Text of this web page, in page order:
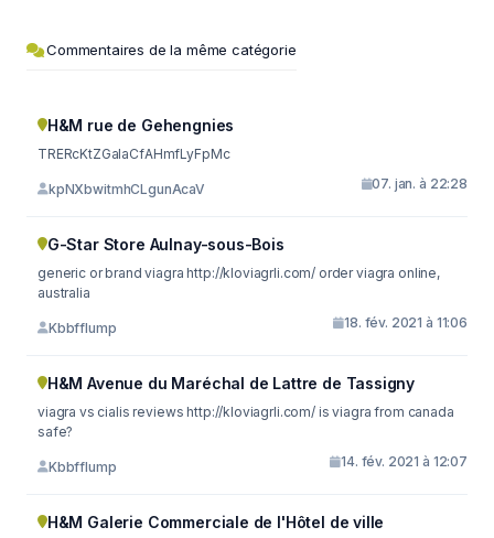
Commentaires de la même catégorie
H&M rue de Gehengnies
TRERcKtZGaIaCfAHmfLyFpMc
kpNXbwitmhCLgunAcaV 07. jan. à 22:28
G-Star Store Aulnay-sous-Bois
generic or brand viagra http://kloviagrli.com/ order viagra online,
australia
Kbbfflump 18. fév. 2021 à 11:06
H&M Avenue du Maréchal de Lattre de Tassigny
viagra vs cialis reviews http://kloviagrli.com/ is viagra from canada
safe?
Kbbfflump 14. fév. 2021 à 12:07
H&M Galerie Commerciale de l'Hôtel de ville